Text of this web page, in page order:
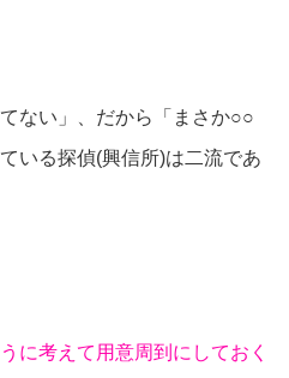
ない」、だから「まさか○○
いる探偵(興信所)は二流であ
に考えて用意周到にしておく